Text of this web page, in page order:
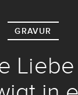
GRAVUR